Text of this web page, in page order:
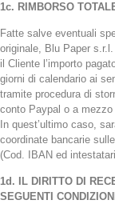
1c. RIMBORSO
Fatte salve eventuali
originale, Blu Paper
il Cliente l’importo
giorni di calendario ai
tramite procedura di
conto Paypal o a
In quest’ultimo caso,
coordinate bancarie
(Cod. IBAN ed
1d. IL DIRITTO DI
SEGUENTI